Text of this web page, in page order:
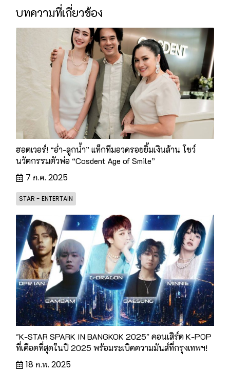
บทความที่เกี่ยวข้อง
ฮอตเวอร์! “อ่ำ-ลูกน้ำ” แท็กทีมอวดรอยยิ้มเงินล้าน โชว์
นวัตกรรมตัวพ่อ “Cosdent Age of Smile”
7 ก.ค. 2025
STAR - ENTERTAIN
"K-STAR SPARK IN BANGKOK 2025" คอนเสิร์ต K-POP
ที่เดือดที่สุดในปี 2025 พร้อมระเบิดความมันส์ที่กรุงเทพฯ!
18 ก.พ. 2025